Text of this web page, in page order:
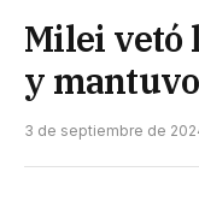
Milei vetó
y
3 de septiembre de